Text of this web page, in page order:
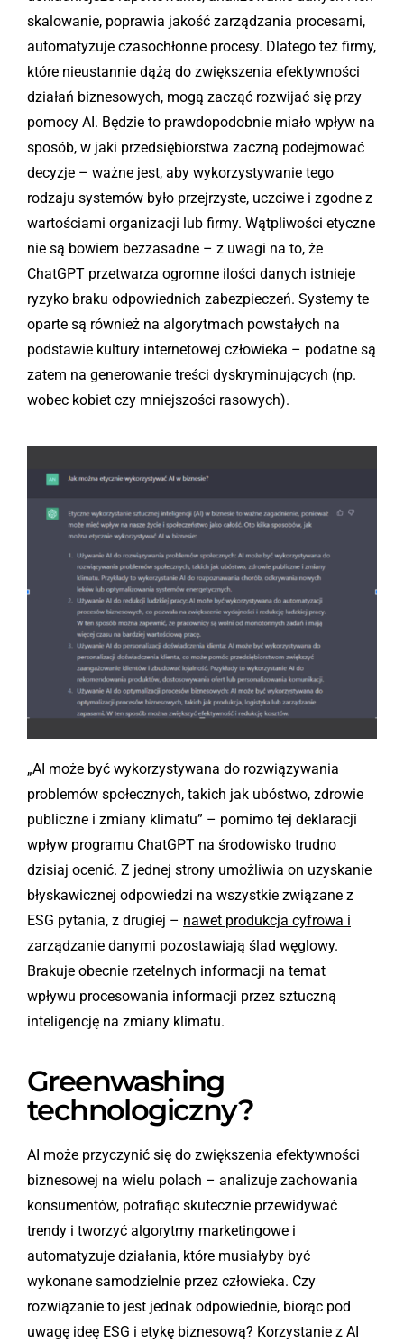
skalowanie, poprawia jakość zarządzania procesami,
automatyzuje czasochłonne procesy. Dlatego też firmy,
które nieustannie dążą do zwiększenia efektywności
działań biznesowych, mogą zacząć rozwijać się przy
pomocy AI. Będzie to prawdopodobnie miało wpływ na
sposób, w jaki przedsiębiorstwa zaczną podejmować
decyzje – ważne jest, aby wykorzystywanie tego
rodzaju systemów było przejrzyste, uczciwe i zgodne z
wartościami organizacji lub firmy. Wątpliwości etyczne
nie są bowiem bezzasadne – z uwagi na to, że
ChatGPT przetwarza ogromne ilości danych istnieje
ryzyko braku odpowiednich zabezpieczeń. Systemy te
oparte są również na algorytmach powstałych na
podstawie kultury internetowej człowieka – podatne są
zatem na generowanie treści dyskryminujących (np.
wobec kobiet czy mniejszości rasowych).
„AI może być wykorzystywana do rozwiązywania
problemów społecznych, takich jak ubóstwo, zdrowie
publiczne i zmiany klimatu” – pomimo tej deklaracji
wpływ programu ChatGPT na środowisko trudno
dzisiaj ocenić. Z jednej strony umożliwia on uzyskanie
błyskawicznej odpowiedzi na wszystkie związane z
ESG pytania, z drugiej – nawet produkcja cyfrowa i
zarządzanie danymi pozostawiają ślad węglowy.
Brakuje obecnie rzetelnych informacji na temat
wpływu procesowania informacji przez sztuczną
inteligencję na zmiany klimatu.
Greenwashing
technologiczny?
AI może przyczynić się do zwiększenia efektywności
biznesowej na wielu polach – analizuje zachowania
konsumentów, potrafiąc skutecznie przewidywać
trendy i tworzyć algorytmy marketingowe i
automatyzuje działania, które musiałyby być
wykonane samodzielnie przez człowieka. Czy
rozwiązanie to jest jednak odpowiednie, biorąc pod
uwagę ideę ESG i etykę biznesową? Korzystanie z AI